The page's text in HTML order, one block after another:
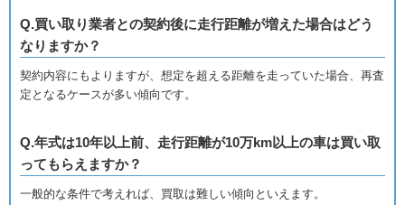
Q.買い取り業者との契約後に走行距離が増えた場合はどう
なりますか？
契約内容にもよりますが、想定を超える距離を走っていた場合、再査
定となるケースが多い傾向です。
Q.年式は10年以上前、走行距離が10万km以上の車は買い取
ってもらえますか？
一般的な条件で考えれば、買取は難しい傾向といえます。